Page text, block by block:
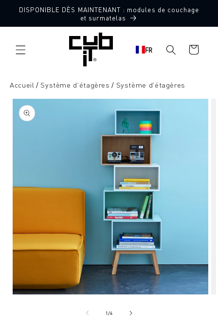
directement
DISPONIBLE DÈS MAINTENANT : modules de couchage
et surmatelas
FR
Panier
d'achat
Accueil Système d'étagères Système d'étagères
l'information
sur le
produit
1/de4